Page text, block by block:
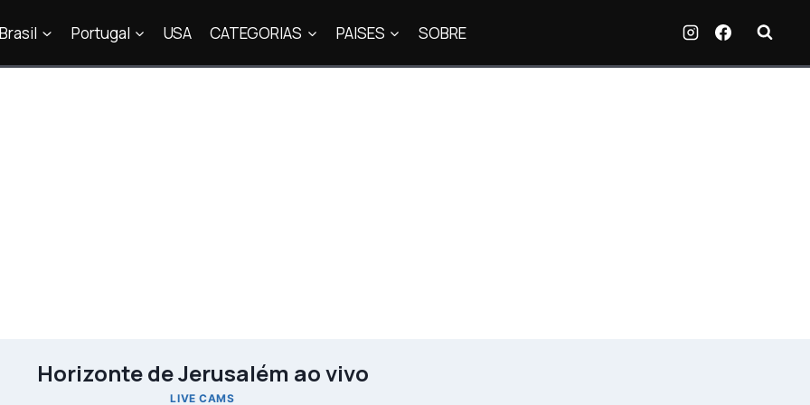
Brasil Portugal USA CATEGORIAS PAISES SOBRE
Horizonte de Jerusalém ao vivo
LIVE CAMS